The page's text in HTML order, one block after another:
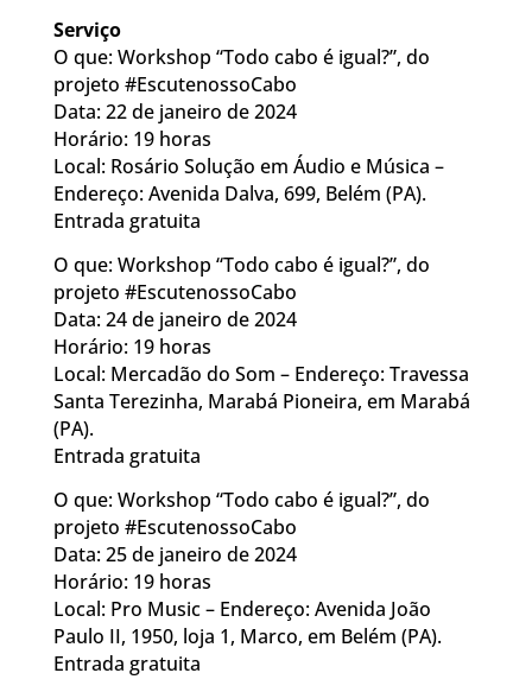
Serviço
O que: Workshop “Todo cabo é igual?”, do
projeto #EscutenossoCabo
Data: 22 de janeiro de 2024
Horário: 19 horas
Local: Rosário Solução em Áudio e Música –
Endereço: Avenida Dalva, 699, Belém (PA).
Entrada gratuita
O que: Workshop “Todo cabo é igual?”, do
projeto #EscutenossoCabo
Data: 24 de janeiro de 2024
Horário: 19 horas
Local: Mercadão do Som – Endereço: Travessa
Santa Terezinha, Marabá Pioneira, em Marabá
(PA).
Entrada gratuita
O que: Workshop “Todo cabo é igual?”, do
projeto #EscutenossoCabo
Data: 25 de janeiro de 2024
Horário: 19 horas
Local: Pro Music – Endereço: Avenida João
Paulo II, 1950, loja 1, Marco, em Belém (PA).
Entrada gratuita